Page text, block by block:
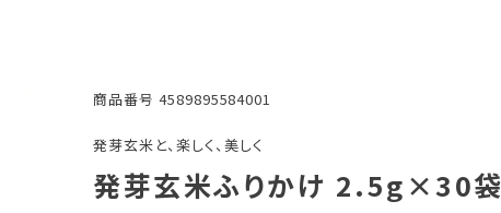
商品番号 4589895584001
発芽玄米と、楽しく、美しく
発芽玄米ふりかけ 2.5g×30袋